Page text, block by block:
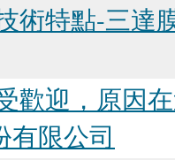
術特點-三達
歡迎，原因
有限公司